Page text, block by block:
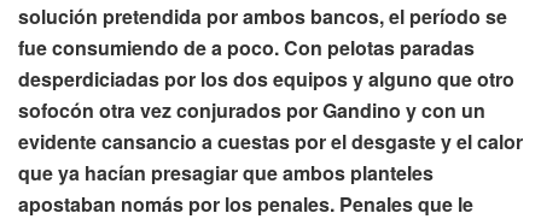
solución pretendida por ambos bancos, el período se
fue consumiendo de a poco. Con pelotas paradas
desperdiciadas por los dos equipos y alguno que otro
sofocón otra vez conjurados por Gandino y con un
evidente cansancio a cuestas por el desgaste y el calor
que ya hacían presagiar que ambos planteles
apostaban nomás por los penales. Penales que le